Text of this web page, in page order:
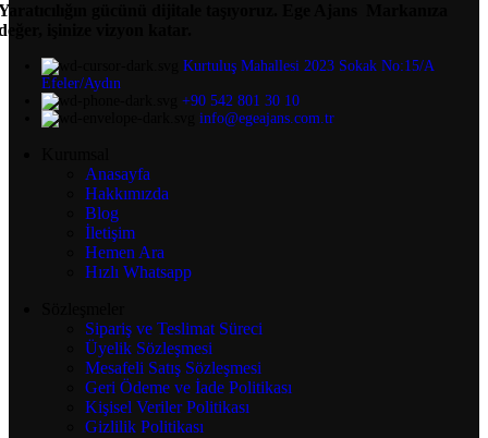
gücünü dijitale taşıyoruz.
işinize vizyon katar.
Kurtuluş Mahallesi 2023 Sokak No:15/A
Efeler/Aydın
+90 542 801 30 10
info@egeajans.com.tr
Anasayfa
Hakkımızda
Blog
İletişim
Hemen Ara
Hızlı Whatsapp
Sipariş ve Teslimat Süreci
Üyelik Sözleşmesi
Mesafeli Satış Sözleşmesi
Geri Ödeme ve İade Politikası
Kişisel Veriler Politikası
Gizlilik Politikası